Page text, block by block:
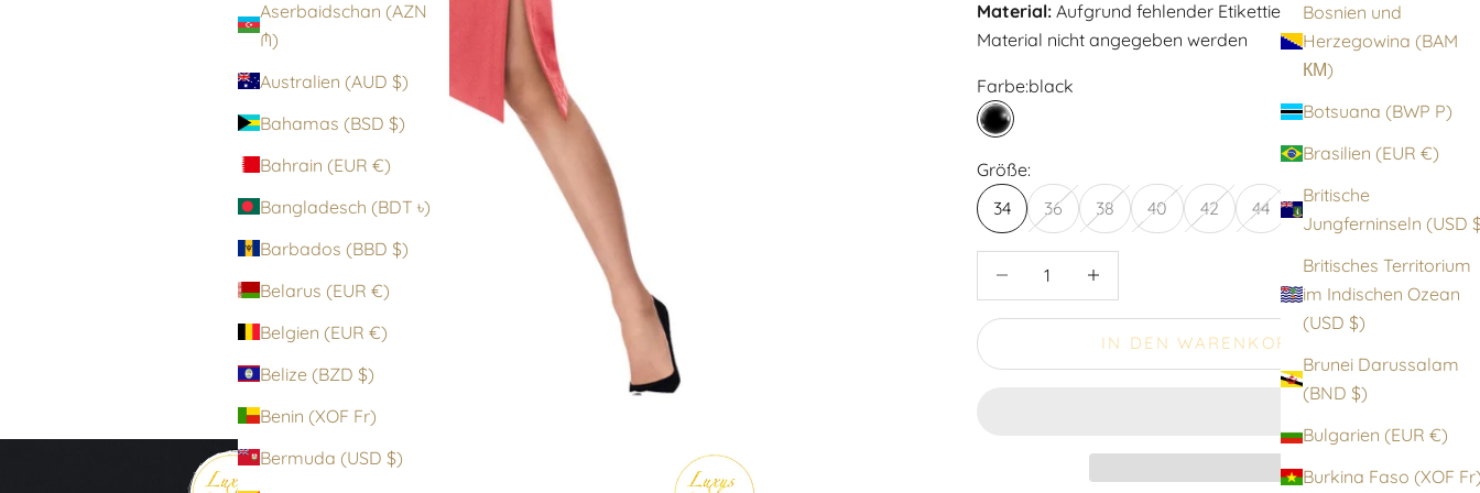
Bosnien und
Herzegowina (BAM
КМ)
Botsuana (BWP P)
Brasilien (EUR €)
Britische
Britisches Territorium
im Indischen Ozean
(USD $)
Brunei Darussalam
(BND $)
Bulgarien (EUR €)
Burkina Faso
Aserbaidschan (AZN
₼)
Australien (AUD $)
Bahamas (BSD $)
Bahrain (EUR €)
Bangladesch (BDT ৳)
Barbados (BBD $)
Belarus (EUR €)
Belgien (EUR €)
Belize (BZD $)
Benin (XOF Fr)
Bermuda (USD $)
Material: Aufgrund fehlender Etikettierung kann das
Material nicht angegeben werden
Farbe:black
black
Größe:
34
36 38 40 42 44
Anzahl verringernAnzahl erhöhen
IN DEN WARENKORB